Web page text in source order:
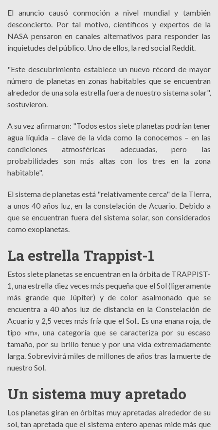
El anuncio causó conmoción a nivel mundial y también
desconcierto. Por tal motivo, científicos y expertos de la
NASA pensaron en canales alternativos para responder las
inquietudes del público. Uno de ellos, la red social Reddit.
"Este descubrimiento establece un nuevo récord de mayor
número de planetas en zonas habitables que se encuentran
alrededor de una sola estrella fuera de nuestro sistema solar",
sostuvieron.
A su vez afirmaron: "Todos estos siete planetas podrían tener
agua líquida – clave de la vida como la conocemos – en las
condiciones atmosféricas adecuadas, pero las
probabilidades son más altas con los tres en la zona
habitable".
El sistema de planetas está "relativamente cerca" de la Tierra,
a unos 40 años luz, en la constelación de Acuario. Debido a
que se encuentran fuera del sistema solar, son considerados
como exoplanetas.
La estrella Trappist-1
Estos siete planetas se encuentran en la órbita de TRAPPIST-
1, una estrella diez veces más pequeña que el Sol (ligeramente
más grande que Júpiter) y de color asalmonado que se
encuentra a 40 años luz de distancia en la Constelación de
Acuario y 2,5 veces más fría que el Sol.. Es una enana roja, de
tipo «m», una categoría que se caracteriza por su escaso
tamaño, por su brillo tenue y por una vida extremadamente
larga. Sobrevivirá miles de millones de años tras la muerte de
nuestro Sol.
Un sistema muy apretado
Los planetas giran en órbitas muy apretadas alrededor de su
sol, tan apretada que el sistema entero apenas mide más que